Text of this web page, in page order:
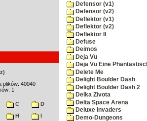
plików: 40040
1
C
D
H
I
Defensor (v1)
Defensor (v2)
Deflektor (v1)
Deflektor (v2)
Deflektor II
Defuse
Deimos
Deja Vu
Deja Vu Eine
Delete Me
Delight Boulder Dash
Delight Boulder Dash 2
Delka Zivota
Delta Space Arena
Deluxe Invaders
Demo-Dungeons